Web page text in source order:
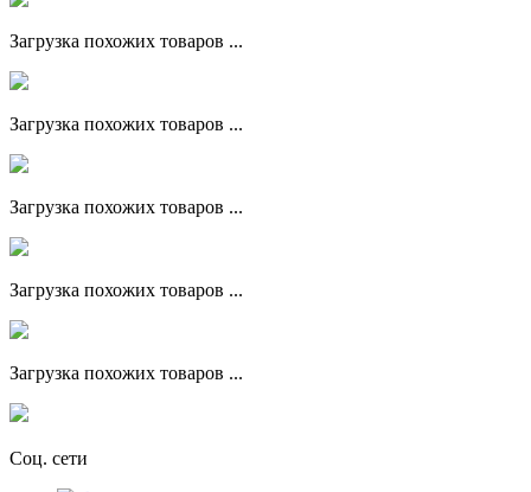
Загрузка похожих товаров ...
Загрузка похожих товаров ...
Загрузка похожих товаров ...
Загрузка похожих товаров ...
Загрузка похожих товаров ...
Соц. сети